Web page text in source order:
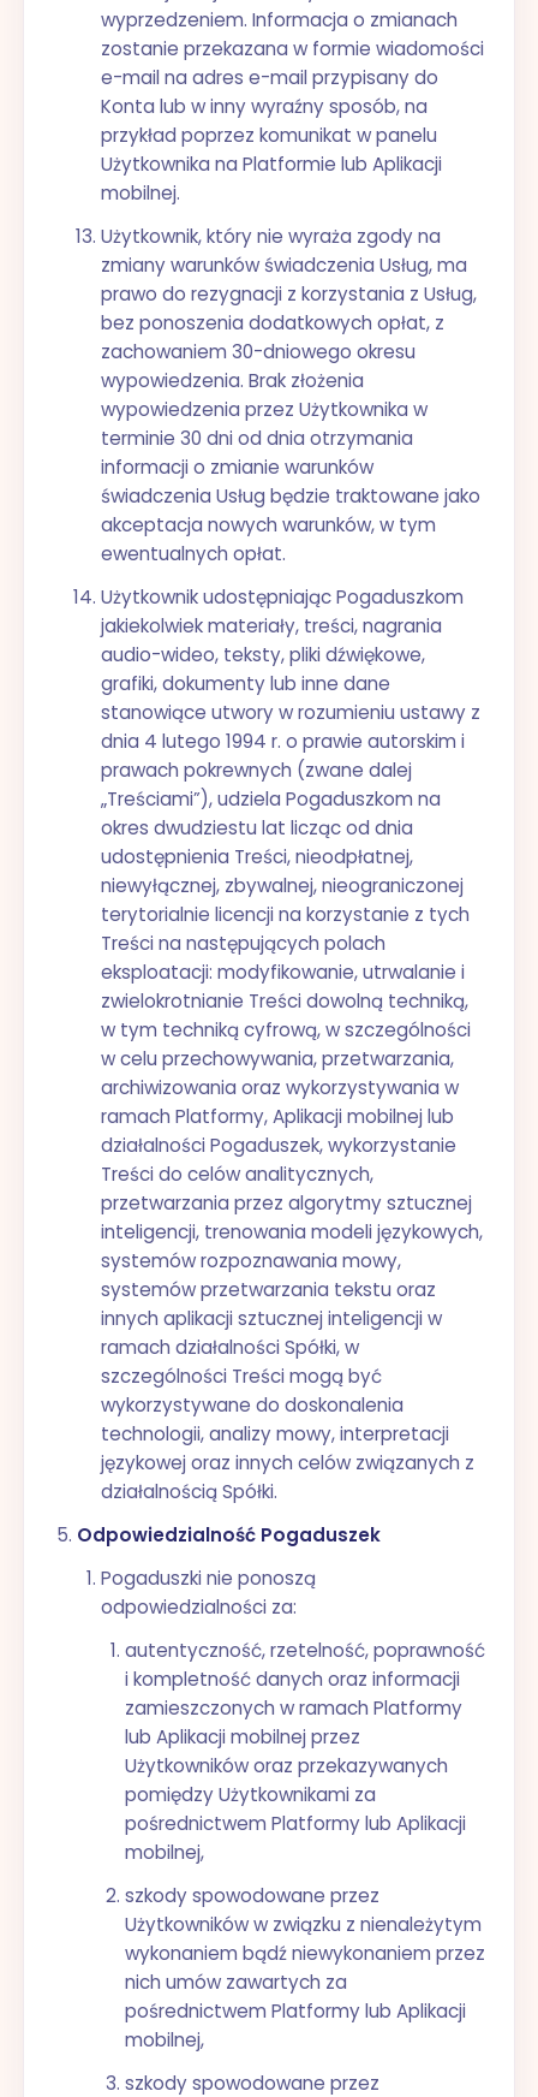
wyprzedzeniem. Informacja o zmianach
zostanie przekazana w formie wiadomości
e-mail na adres e-mail przypisany do
Konta lub w inny wyraźny sposób, na
przykład poprzez komunikat w panelu
Użytkownika na Platformie lub Aplikacji
mobilnej.
Użytkownik, który nie wyraża zgody na
zmiany warunków świadczenia Usług, ma
prawo do rezygnacji z korzystania z Usług,
bez ponoszenia dodatkowych opłat, z
zachowaniem 30-dniowego okresu
wypowiedzenia. Brak złożenia
wypowiedzenia przez Użytkownika w
terminie 30 dni od dnia otrzymania
informacji o zmianie warunków
świadczenia Usług będzie traktowane jako
akceptacja nowych warunków, w tym
ewentualnych opłat.
Użytkownik udostępniając Pogaduszkom
jakiekolwiek materiały, treści, nagrania
audio-wideo, teksty, pliki dźwiękowe,
grafiki, dokumenty lub inne dane
stanowiące utwory w rozumieniu ustawy z
dnia 4 lutego 1994 r. o prawie autorskim i
prawach pokrewnych (zwane dalej
„Treściami”), udziela Pogaduszkom na
okres dwudziestu lat licząc od dnia
udostępnienia Treści, nieodpłatnej,
niewyłącznej, zbywalnej, nieograniczonej
terytorialnie licencji na korzystanie z tych
Treści na następujących polach
eksploatacji: modyfikowanie, utrwalanie i
zwielokrotnianie Treści dowolną techniką,
w tym techniką cyfrową, w szczególności
w celu przechowywania, przetwarzania,
archiwizowania oraz wykorzystywania w
ramach Platformy, Aplikacji mobilnej lub
działalności Pogaduszek, wykorzystanie
Treści do celów analitycznych,
przetwarzania przez algorytmy sztucznej
inteligencji, trenowania modeli językowych,
systemów rozpoznawania mowy,
systemów przetwarzania tekstu oraz
innych aplikacji sztucznej inteligencji w
ramach działalności Spółki, w
szczególności Treści mogą być
wykorzystywane do doskonalenia
technologii, analizy mowy, interpretacji
językowej oraz innych celów związanych z
działalnością Spółki.
Odpowiedzialność Pogaduszek
Pogaduszki nie ponoszą
odpowiedzialności za:
autentyczność, rzetelność, poprawność
i kompletność danych oraz informacji
zamieszczonych w ramach Platformy
lub Aplikacji mobilnej przez
Użytkowników oraz przekazywanych
pomiędzy Użytkownikami za
pośrednictwem Platformy lub Aplikacji
mobilnej,
szkody spowodowane przez
Użytkowników w związku z nienależytym
wykonaniem bądź niewykonaniem przez
nich umów zawartych za
pośrednictwem Platformy lub Aplikacji
mobilnej,
szkody spowodowane przez